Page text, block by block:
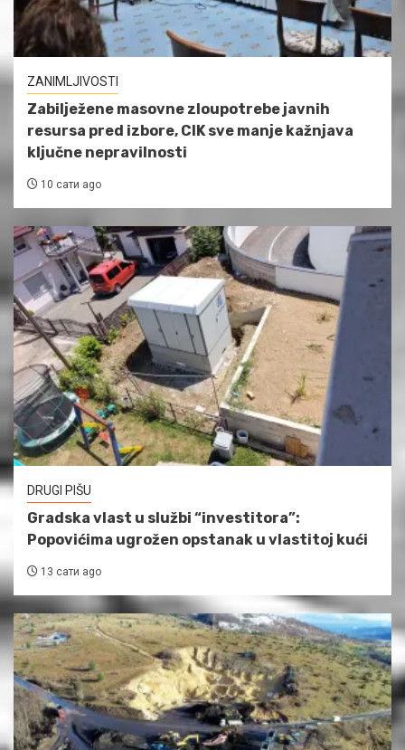
ZANIMLJIVOSTI
Zabilježene masovne zloupotrebe javnih
resursa pred izbore, CIK sve manje kažnjava
ključne nepravilnosti
10 сати ago
DRUGI PIŠU
Gradska vlast u službi “investitora”:
Popovićima ugrožen opstanak u vlastitoj kući
13 сати ago